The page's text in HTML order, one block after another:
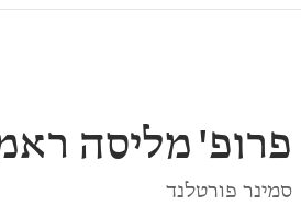
פרופ'מליסה
סמינר פורטלנד